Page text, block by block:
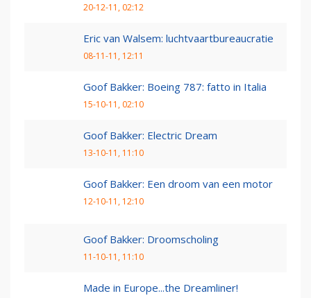
20-12-11, 02:12
Eric van Walsem: luchtvaartbureaucratie
08-11-11, 12:11
Goof Bakker: Boeing 787: fatto in Italia
15-10-11, 02:10
Goof Bakker: Electric Dream
13-10-11, 11:10
Goof Bakker: Een droom van een motor
12-10-11, 12:10
Goof Bakker: Droomscholing
11-10-11, 11:10
Made in Europe...the Dreamliner!